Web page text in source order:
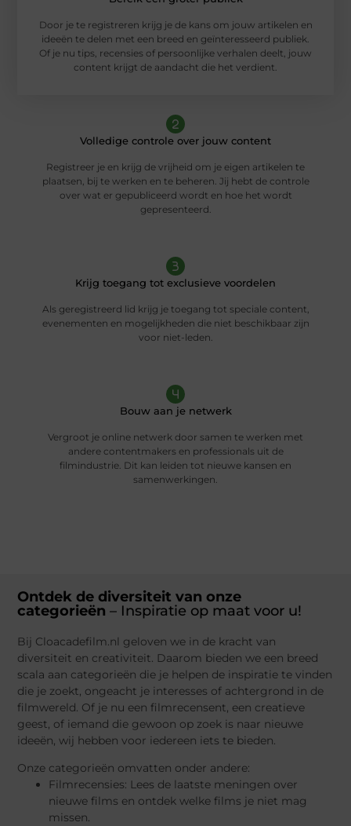
Door je te registreren krijg je de kans om jouw artikelen en
ideeën te delen met een breed en geïnteresseerd publiek.
Of je nu tips, recensies of persoonlijke verhalen deelt, jouw
content krijgt de aandacht die het verdient.
Volledige controle over jouw content
Registreer je en krijg de vrijheid om je eigen artikelen te
plaatsen, bij te werken en te beheren. Jij hebt de controle
over wat er gepubliceerd wordt en hoe het wordt
gepresenteerd.
Krijg toegang tot exclusieve voordelen
Als geregistreerd lid krijg je toegang tot speciale content,
evenementen en mogelijkheden die niet beschikbaar zijn
voor niet-leden.
Bouw aan je netwerk
Vergroot je online netwerk door samen te werken met
andere contentmakers en professionals uit de
filmindustrie. Dit kan leiden tot nieuwe kansen en
samenwerkingen.
Ontdek de diversiteit van onze
categorieën – Inspiratie op maat voor u!
Bij Cloacadefilm.nl geloven we in de kracht van
diversiteit en creativiteit. Daarom bieden we een breed
scala aan categorieën die je helpen de inspiratie te vinden
die je zoekt, ongeacht je interesses of achtergrond in de
filmwereld. Of je nu een filmrecensent, een creatieve
geest, of iemand die gewoon op zoek is naar nieuwe
ideeën, wij hebben voor iedereen iets te bieden.
Onze categorieën omvatten onder andere:
Filmrecensies: Lees de laatste meningen over
nieuwe films en ontdek welke films je niet mag
missen.